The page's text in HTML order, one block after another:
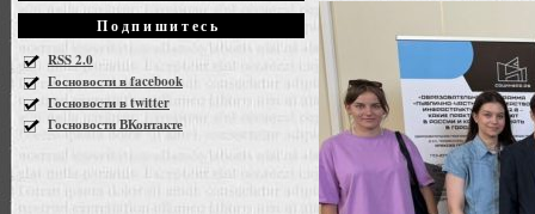
Подпишитесь
RSS 2.0
Госновости в facebook
Госновости в twitter
Госновости ВКонтакте